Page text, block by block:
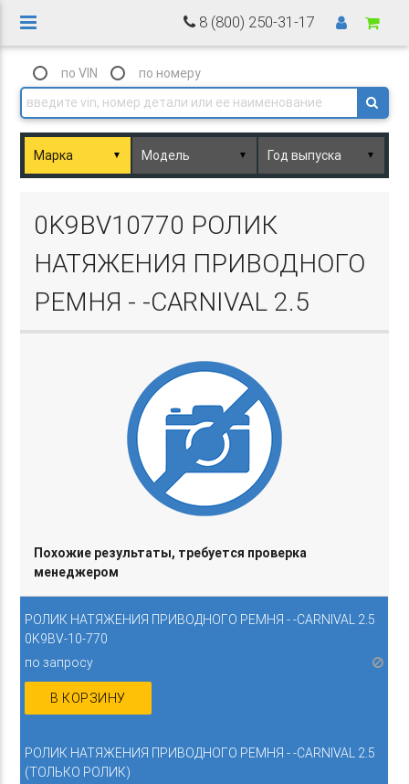
8 (800) 250-31-17
по VIN по номеру
▼ ▼ ▼
0K9BV10770 РОЛИК
НАТЯЖЕНИЯ ПРИВОДНОГО
РЕМНЯ - -CARNIVAL 2.5
РОЛИК НАТЯЖЕНИЯ ПРИВОДНОГО РЕМНЯ - -CARNIVAL 2.5
0K9BV-10-770
по запросу
В КОРЗИНУ
Похожие результаты, требуется проверка
менеджером
РОЛИК НАТЯЖЕНИЯ ПРИВОДНОГО РЕМНЯ - -CARNIVAL 2.5
(ТОЛЬКО РОЛИК)